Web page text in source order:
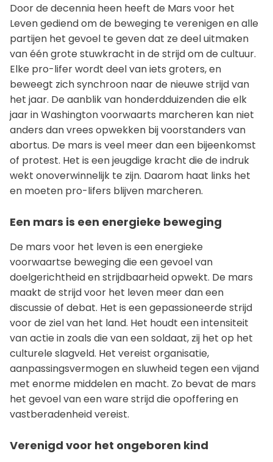
Door de decennia heen heeft de Mars voor het
Leven gediend om de beweging te verenigen en alle
partijen het gevoel te geven dat ze deel uitmaken
van één grote stuwkracht in de strijd om de cultuur.
Elke pro-lifer wordt deel van iets groters, en
beweegt zich synchroon naar de nieuwe strijd van
het jaar. De aanblik van honderdduizenden die elk
jaar in Washington voorwaarts marcheren kan niet
anders dan vrees opwekken bij voorstanders van
abortus. De mars is veel meer dan een bijeenkomst
of protest. Het is een jeugdige kracht die de indruk
wekt onoverwinnelijk te zijn. Daarom haat links het
en moeten pro-lifers blijven marcheren.
Een mars is een energieke beweging
De mars voor het leven is een energieke
voorwaartse beweging die een gevoel van
doelgerichtheid en strijdbaarheid opwekt. De mars
maakt de strijd voor het leven meer dan een
discussie of debat. Het is een gepassioneerde strijd
voor de ziel van het land. Het houdt een intensiteit
van actie in zoals die van een soldaat, zij het op het
culturele slagveld. Het vereist organisatie,
aanpassingsvermogen en sluwheid tegen een vijand
met enorme middelen en macht. Zo bevat de mars
het gevoel van een ware strijd die opoffering en
vastberadenheid vereist.
Verenigd voor het ongeboren kind